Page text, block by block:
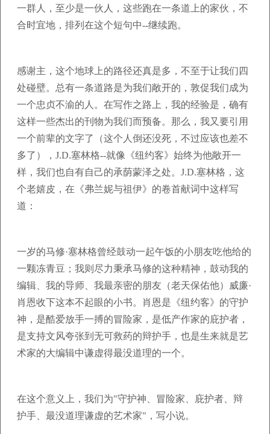
一群人，至少是一伙人，这些跑在一条道上的家伙，不
合时宜地，排列在这个短句中--继续跑。
感谢主，这个地球上的路径还真是多，不至于让我们四
处碰壁。总有一条道路是为我们敞开的，敦促我们成为
一个忠贞不渝的人。在写作之路上，我的经验是，确有
这样一些杰出的刊物为我们而预备。那么，我又要引用
一个前辈的文字了（这个人倒还没死，不过应该也差不
多了），J.D.塞林格--就像《纽约客》始终为他敞开一
样，我们也自有自己的承荫蒙泽之处。J.D.塞林格，这
个老嬉皮，在《弗兰妮与祖伊》的卷首献词中这样写
道：
一岁的马修·塞林格曾经鼓动一起午饭的小朋友吃他给的
一颗冻青豆；我则尽力秉承马修的这种精神，鼓动我的
编辑、我的导师、我最亲密的朋友（老天保佑他）威廉·
肖恩收下这本不起眼的小书。肖恩是《纽约客》的守护
神，是酷爱放手一搏的冒险家，是低产作家的庇护者，
是支持文风夸张到无可救药的辩护手，也是生来就是艺
术家的大编辑中谦虚得最没道理的一个。
在这个意义上，我们为"守护神、冒险家、庇护者、辩
护手、最没道理谦虚的艺术家"，写小说。